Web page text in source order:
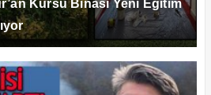
Kursu Binası Yeni Eğitim